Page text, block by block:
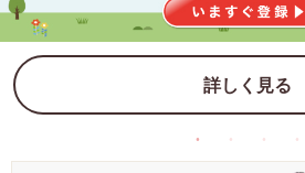
詳しく見る